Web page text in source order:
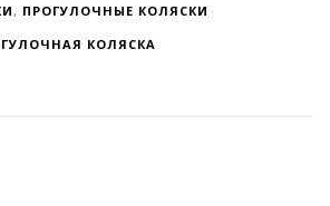
, ПРОГУЛОЧНЫЕ КОЛЯСКИ
КОЛЯСКА